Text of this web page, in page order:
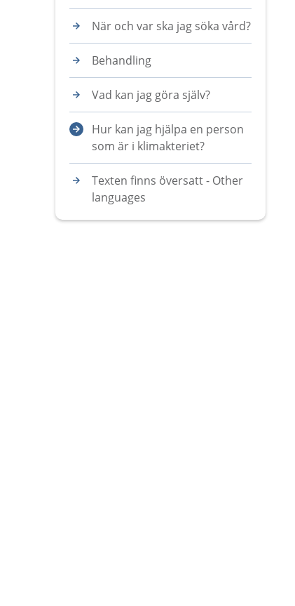
När och var ska jag söka vård?
Behandling
Vad kan jag göra själv?
Hur kan jag hjälpa en person
som är i klimakteriet?
Texten finns översatt - Other
languages